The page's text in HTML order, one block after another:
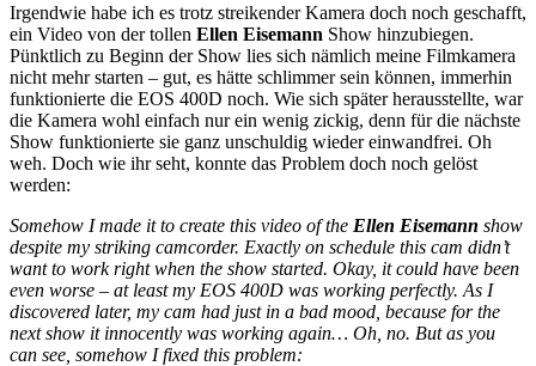
Irgendwie habe ich es trotz streikender Kamera doch noch geschafft,
ein Video von der tollen Ellen Eisemann Show hinzubiegen.
Pünktlich zu Beginn der Show lies sich nämlich meine Filmkamera
nicht mehr starten – gut, es hätte schlimmer sein können, immerhin
funktionierte die EOS 400D noch. Wie sich später herausstellte, war
die Kamera wohl einfach nur ein wenig zickig, denn für die nächste
Show funktionierte sie ganz unschuldig wieder einwandfrei. Oh
weh. Doch wie ihr seht, konnte das Problem doch noch gelöst
werden:
Somehow I made it to create this video of the Ellen Eisemann show
despite my striking camcorder. Exactly on schedule this cam didn’t
want to work right when the show started. Okay, it could have been
even worse – at least my EOS 400D was working perfectly. As I
discovered later, my cam had just in a bad mood, because for the
next show it innocently was working again… Oh, no. But as you
can see, somehow I fixed this problem: